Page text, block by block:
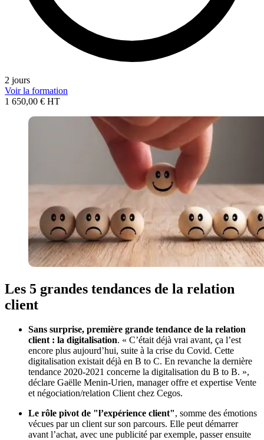
2 jours
Voir la formation
1 650,00 € HT
Les 5 grandes tendances de la relation
client
Sans surprise, première grande tendance de la relation
client : la digitalisation. « C’était déjà vrai avant, ça l’est
encore plus aujourd’hui, suite à la crise du Covid. Cette
digitalisation existait déjà en B to C. En revanche la dernière
tendance 2020-2021 concerne la digitalisation du B to B. »,
déclare Gaëlle Menin-Urien, manager offre et expertise Vente
et négociation/relation Client chez Cegos.
Le rôle pivot de "l’expérience client", somme des émotions
vécues par un client sur son parcours. Elle peut démarrer
avant l’achat, avec une publicité par exemple, passer ensuite